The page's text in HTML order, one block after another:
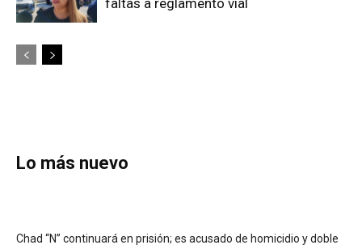
faltas a reglamento vial
Lo más nuevo
Chad “N” continuará en prisión; es acusado de homicidio y doble